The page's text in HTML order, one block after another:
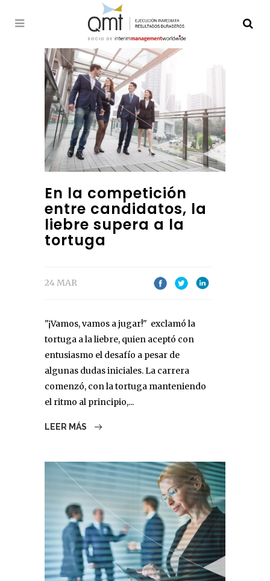
En la competición
entre candidatos, la
liebre supera a la
tortuga
24 MAR
"¡Vamos, vamos a jugar!" exclamó la
tortuga a la liebre, quien aceptó con
entusiasmo el desafío a pesar de
algunas dudas iniciales. La carrera
comenzó, con la tortuga manteniendo
el ritmo al principio,...
LEER MÁS